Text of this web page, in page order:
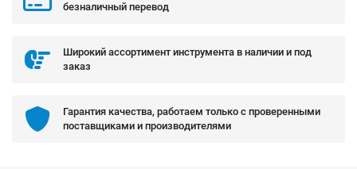
безналичный перевод
Широкий ассортимент инструмента в наличии и под
заказ
Гарантия качества, работаем только с проверенными
поставщиками и производителями